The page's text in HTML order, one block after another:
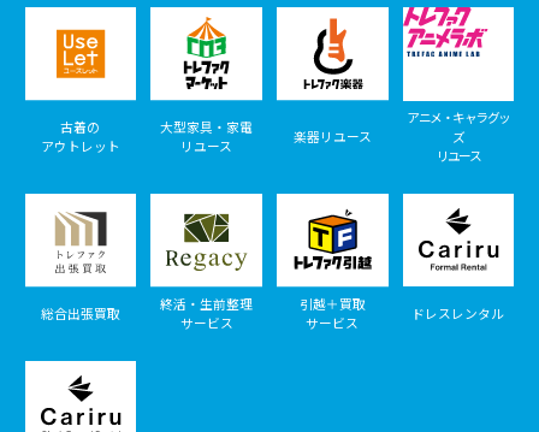
古着の
アウトレット
大型家具・家電
リユース
楽器リユース
アニメ・キャラグッ
ズ
リユース
総合出張買取
終活・生前整理
サービス
引越＋買取
サービス
ドレスレンタル